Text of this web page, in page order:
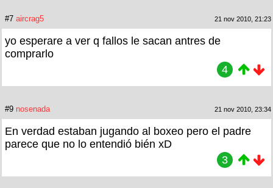
#7 aircrag5 21 nov 2010, 21:23
yo esperare a ver q fallos le sacan antres de
comprarlo
4
#9 nosenada 21 nov 2010, 23:34
En verdad estaban jugando al boxeo pero el padre
parece que no lo entendió bién xD
3